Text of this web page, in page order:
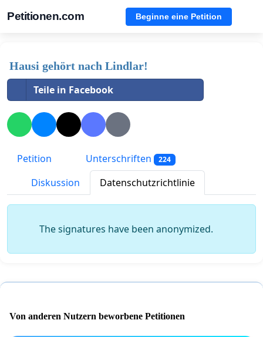
Petitionen.com Beginne eine Petition
Hausi gehört nach Lindlar!
Teile in Facebook
Petition Unterschriften 224
Diskussion Datenschutzrichtlinie
The signatures have been anonymized.
Von anderen Nutzern beworbene Petitionen